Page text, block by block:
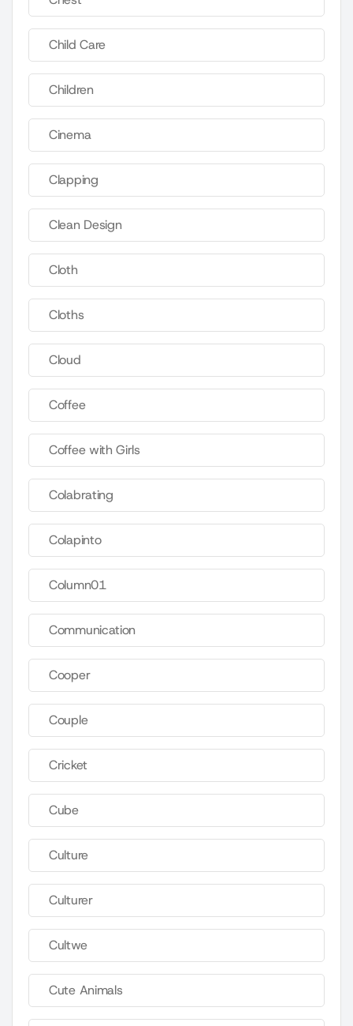
Child Care
Children
Cinema
Clapping
Clean Design
Cloth
Cloths
Cloud
Coffee
Coffee with Girls
Colabrating
Colapinto
Column01
Communication
Cooper
Couple
Cricket
Cube
Culture
Culturer
Cultwe
Cute Animals